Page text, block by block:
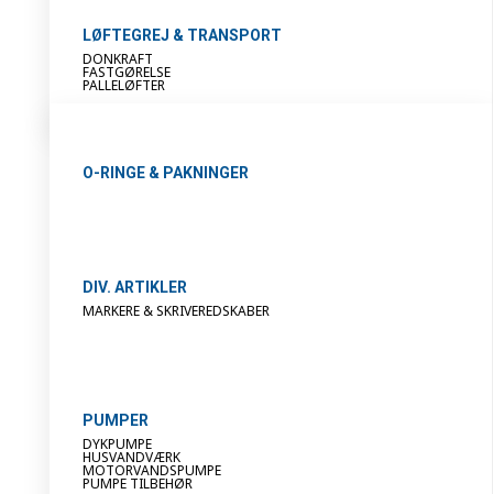
LØFTEGREJ & TRANSPORT
DONKRAFT
FASTGØRELSE
PALLELØFTER
O-RINGE & PAKNINGER
DIV. ARTIKLER
MARKERE & SKRIVEREDSKABER
PUMPER
DYKPUMPE
HUSVANDVÆRK
MOTORVANDSPUMPE
PUMPE TILBEHØR